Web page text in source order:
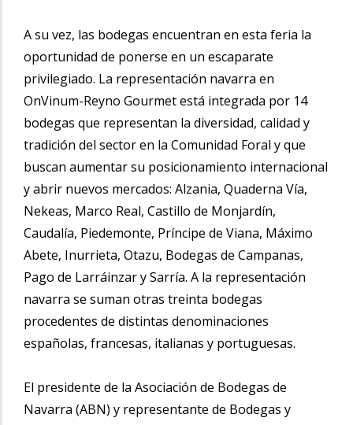
A su vez, las bodegas encuentran en esta feria la
oportunidad de ponerse en un escaparate
privilegiado. La representación navarra en
OnVinum-Reyno Gourmet está integrada por 14
bodegas que representan la diversidad, calidad y
tradición del sector en la Comunidad Foral y que
buscan aumentar su posicionamiento internacional
y abrir nuevos mercados: Alzania, Quaderna Vía,
Nekeas, Marco Real, Castillo de Monjardín,
Caudalía, Piedemonte, Príncipe de Viana, Máximo
Abete, Inurrieta, Otazu, Bodegas de Campanas,
Pago de Larráinzar y Sarría. A la representación
navarra se suman otras treinta bodegas
procedentes de distintas denominaciones
españolas, francesas, italianas y portuguesas.
El presidente de la Asociación de Bodegas de
Navarra (ABN) y representante de Bodegas y